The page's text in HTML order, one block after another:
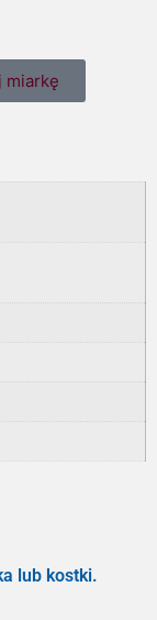
miarkę
lub kostki.